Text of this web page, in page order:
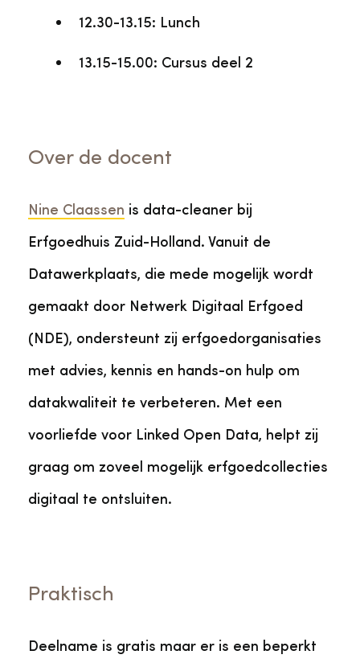
12.30-13.15: Lunch
13.15-15.00: Cursus deel 2
Over de docent
Nine Claassen is data-cleaner bij
Erfgoedhuis Zuid-Holland. Vanuit de
Datawerkplaats, die mede mogelijk wordt
gemaakt door Netwerk Digitaal Erfgoed
(NDE), ondersteunt zij erfgoedorganisaties
met advies, kennis en hands-on hulp om
datakwaliteit te verbeteren. Met een
voorliefde voor Linked Open Data, helpt zij
graag om zoveel mogelijk erfgoedcollecties
digitaal te ontsluiten.
Praktisch
Deelname is gratis maar er is een beperkt